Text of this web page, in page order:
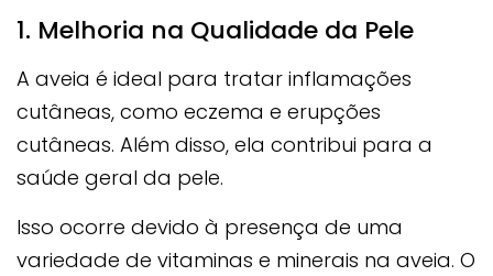
1. Melhoria na Qualidade da Pele
A aveia é ideal para tratar inflamações
cutâneas, como eczema e erupções
cutâneas. Além disso, ela contribui para a
saúde geral da pele.
Isso ocorre devido à presença de uma
variedade de vitaminas e minerais na aveia. O